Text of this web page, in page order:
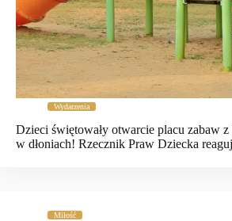
Wydarzenia
Dzieci świętowały otwarcie placu zabaw
w dłoniach! Rzecznik Praw Dziecka
Miłość